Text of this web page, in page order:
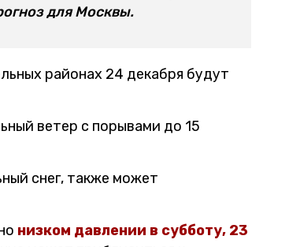
для Москвы.
районах 24 декабря будут
ветер с порывами до 15
снег, также может
низком давлении в субботу, 23